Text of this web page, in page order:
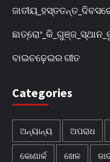
ବାଇଚଢ଼େଇର ଗୀତ
Categories
ଅନ୍ୟାନ୍ୟ ଅପରାଧ
କୋଣାର୍କ ଖେଳ